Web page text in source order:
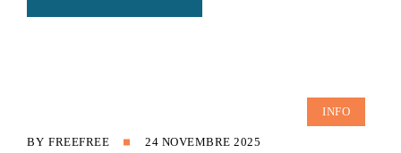
INFO
BY FREEFREE 24 NOVEMBRE 2025